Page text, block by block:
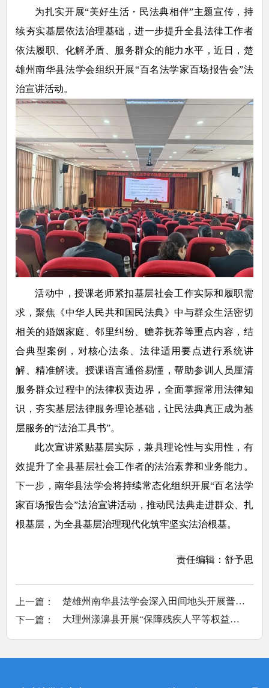
为扎实开展“美好生活・民法典相伴”主题宣传，持
续夯实基层依法治理基础，进一步提升全县法律工作者
依法履职、化解矛盾、服务群众的能力水平，近日，楚
雄州南华县法学会组织开展“百名法学家百场报告会”法
治宣讲活动。
活动中，授课老师紧扣基层社会工作实际和履职需
求，聚焦《中华人民共和国民法典》中与群众生活密切
相关的婚姻家庭、邻里纠纷、赡养抚养等重点内容，结
合典型案例，对核心法条、法律适用要点进行系统讲
解、精准解读。授课语言通俗易懂，帮助参训人员厘清
服务群众过程中的法律权责边界，全面掌握常用法律知
识，夯实基层法律服务理论基础，让民法典真正成为基
层服务的“法治工具书”。
此次宣讲紧贴基层实际，兼具理论性与实用性，有
效提升了全县基层社会工作者的法治素养和业务能力。
下一步，南华县法学会将持续常态化组织开展“百名法学
家百场报告会”法治宣讲活动，推动民法典走进群众、扎
根基层，为全县基层治理现代化筑牢坚实法治根基。
责任编辑：舒予思
上一篇： 楚雄州南华县法学会深入田间地头开展普法宣传活动
下一篇： 大理州漾濞县开展“保障残疾人平等权益，促进残疾人融合发展”主题普法宣传活动